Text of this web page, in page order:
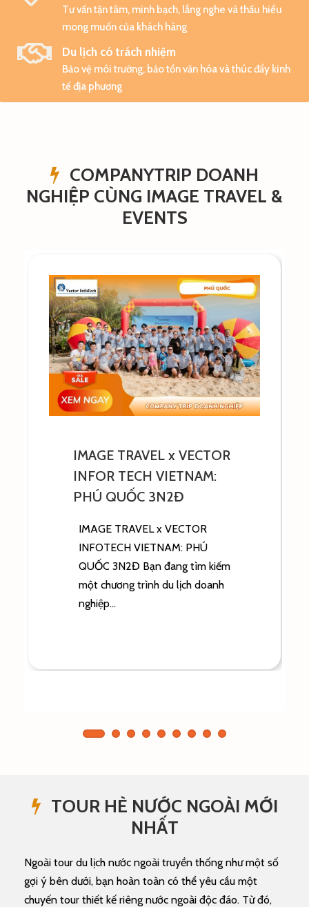
Tư vấn tận tâm, minh bạch, lắng nghe và thấu hiểu
mong muốn của khách hàng
Du lịch có trách nhiệm
Bảo vệ môi trường, bảo tồn văn hóa và thúc đẩy kinh
tế địa phương
COMPANYTRIP DOANH
NGHIỆP CÙNG IMAGE TRAVEL &
EVENTS
IMAGE TRAVEL x
DXCENTER: BẢO LỘC
3N2Đ
IMAGE TRAVEL x DXCENTER:
BẢO LỘC 3N2Đ Bạn đang tìm
kiếm một kịch bản Company
Trip giúp nhân sự tạm...
TOUR HÈ NƯỚC NGOÀI MỚI
NHẤT
Ngoài tour du lịch nước ngoài truyền thống như một số
gợi ý bên dưới, bạn hoàn toàn có thể yêu cầu một
chuyến tour thiết kế riêng nước ngoài độc đáo. Từ đó,